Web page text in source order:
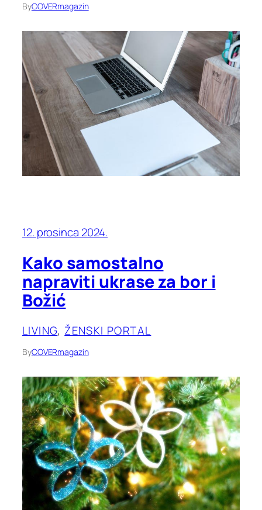
ByCOVERmagazin
12. prosinca 2024.
Kako samostalno
napraviti ukrase za bor i
Božić
LIVING, ŽENSKI PORTAL
ByCOVERmagazin